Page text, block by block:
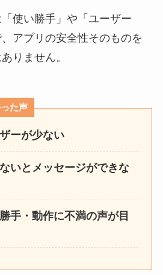
使い勝手」や「ユーザー
アプリの安全性そのものを
りません。
た声
ーが少ない
いとメッセージができな
手・動作に不満の声が目